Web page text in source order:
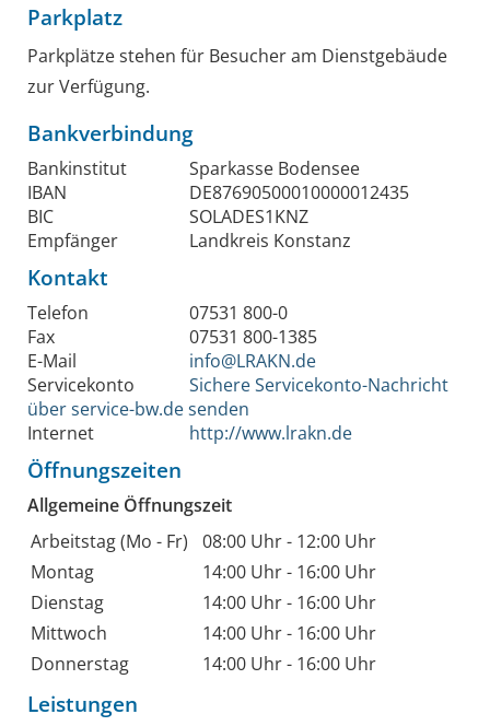
Parkplatz
Parkplätze stehen für Besucher am Dienstgebäude
zur Verfügung.
Bankverbindung
Bankinstitut
Sparkasse Bodensee
IBAN
DE87690500010000012435
BIC
SOLADES1KNZ
Empfänger
Landkreis Konstanz
Kontakt
Telefon
07531 800-0
Fax
07531 800-1385
E-Mail
info@LRAKN.de
Servicekonto
Sichere Servicekonto-Nachricht
über service-bw.de senden
Internet
http://www.lrakn.de
Öffnungszeiten
Allgemeine Öffnungszeit
Arbeitstag (Mo - Fr)
08:00 Uhr- 12:00 Uhr
Montag
14:00 Uhr- 16:00 Uhr
Dienstag
14:00 Uhr- 16:00 Uhr
Mittwoch
14:00 Uhr- 16:00 Uhr
Donnerstag
14:00 Uhr- 16:00 Uhr
Leistungen